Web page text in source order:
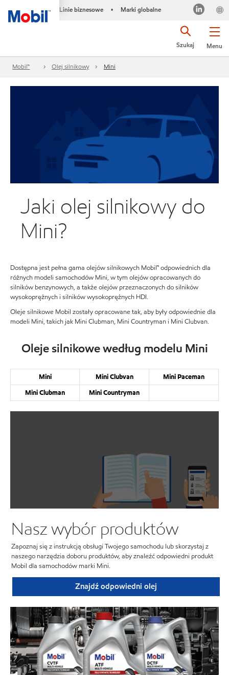
Linie biznesowe • Marki globalne
Menu
Szukaj
Mobil™ Olej silnikowy Mini
Jaki olej silnikowy do
Mini?
Dostępna jest pełna gama olejów silnikowych Mobil™ odpowiednich dla
różnych modeli samochodów Mini, w tym olejów opracowanych do
silników benzynowych, a także olejów przeznaczonych do silników
wysokoprężnych i silników wysokoprężnych HDI.
Oleje silnikowe Mobil zostały opracowane tak, aby były odpowiednie dla
modeli Mini, takich jak Mini Clubman, Mini Countryman i Mini Clubvan.
Oleje silnikowe według modelu Mini
Mini Mini Clubvan
Mini Paceman
Mini Clubman
Mini Countryman
Nasz wybór produktów
Zapoznaj się z instrukcją obsługi Twojego samochodu lub skorzystaj z
naszego narzędzia doboru produktów, aby znaleźć odpowiedni produkt
Mobil dla samochodów marki Mini.
Znajdź odpowiedni olej